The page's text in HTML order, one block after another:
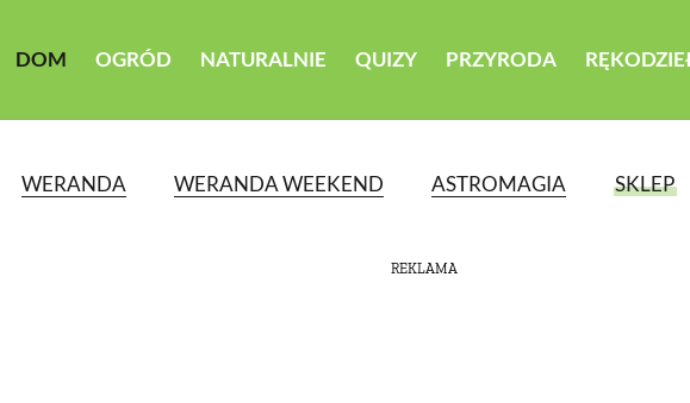
DOM OGRÓD NATURALNIE QUIZY PRZYRODA
WERANDA WERANDA WEEKEND ASTROMAGIA SKLEP
REKLAMA